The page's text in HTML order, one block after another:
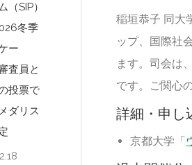
稲垣恭子 同大
ップ、国際社
ます。司会は
です。ご関心
詳細・申し
京都大学「
（SIP）
冬季
ー
査員と
投票で
ダリス